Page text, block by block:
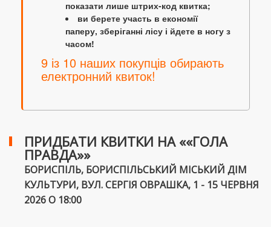
показати лише штрих-код квитка;
ви берете участь в економії
паперу, зберіганні лісу і йдете в ногу з
часом!
9 із 10 наших покупців обирають
електронний квиток!
ПРИДБАТИ КВИТКИ НА ««ГОЛА
ПРАВДА»»
БОРИСПІЛЬ, БОРИСПІЛЬСЬКИЙ МІСЬКИЙ ДІМ
КУЛЬТУРИ, ВУЛ. СЕРГІЯ ОВРАШКА, 1 - 15 ЧЕРВНЯ
2026 О 18:00